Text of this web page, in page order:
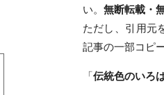
い。 無断転載・
ただし、引用元
記事の一部コピ
「伝統色のいろ